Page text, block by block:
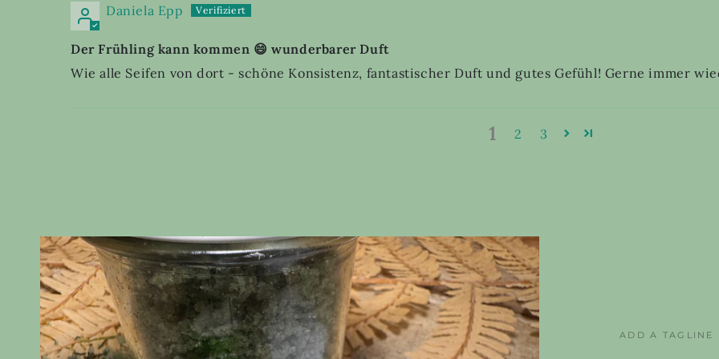
Daniela Epp
Der Frühling kann kommen 😄 wunderbarer Duft
Wie alle Seifen von dort - schöne Konsistenz, fantastischer Duft und gutes Gefühl! Gerne immer
1 2 3
ADD A TAGLINE